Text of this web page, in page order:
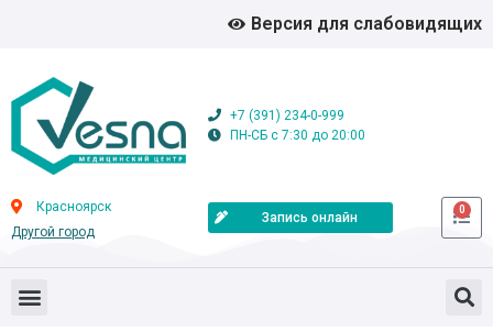
Версия для слабовидящих
+7 (391) 234-0-999
ПН-СБ с 7:30 до 20:00
Красноярск
Другой город
Запись онлайн
0